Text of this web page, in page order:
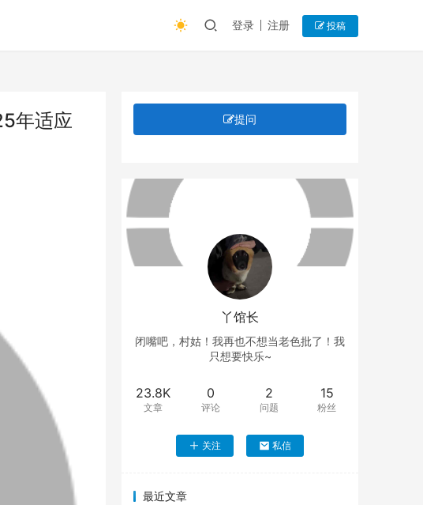
登录 注册 投稿
年适应
提问
丫馆长
闭嘴吧，村姑！我再也不想当老色批了！我
只想要快乐~
23.8K
文章
0
评论
2
问题
15
粉丝
关注 私信
最近文章